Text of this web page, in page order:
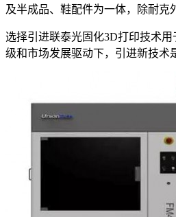
及半成品、鞋配件为一体，除耐克
选择引进联泰光固化3D打印技术
级和市场发展驱动下，引进新技术